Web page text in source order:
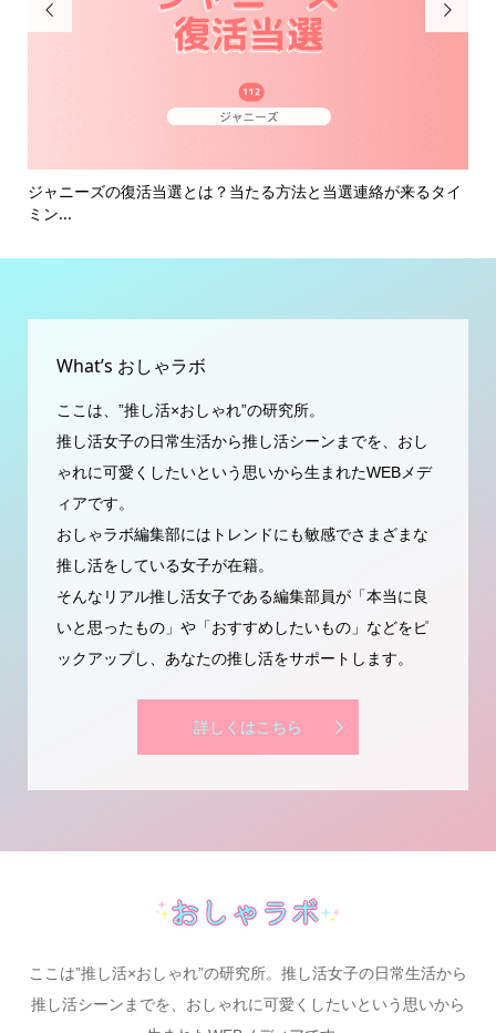

ジャニーズの復活当選とは？当たる方法と当選連絡が来るタイ
ミン...

What’s おしゃラボ
ここは、”推し活×おしゃれ”の研究所。
推し活女子の日常生活から推し活シーンまでを、おし
ゃれに可愛くしたいという思いから生まれたWEBメデ
ィアです。
おしゃラボ編集部にはトレンドにも敏感でさまざまな
推し活をしている女子が在籍。
そんなリアル推し活女子である編集部員が「本当に良
いと思ったもの」や「おすすめしたいもの」などをピ
ックアップし、あなたの推し活をサポートします。
詳しくはこちら
ここは”推し活×おしゃれ”の研究所。推し活女子の日常生活から
推し活シーンまでを、おしゃれに可愛くしたいという思いから